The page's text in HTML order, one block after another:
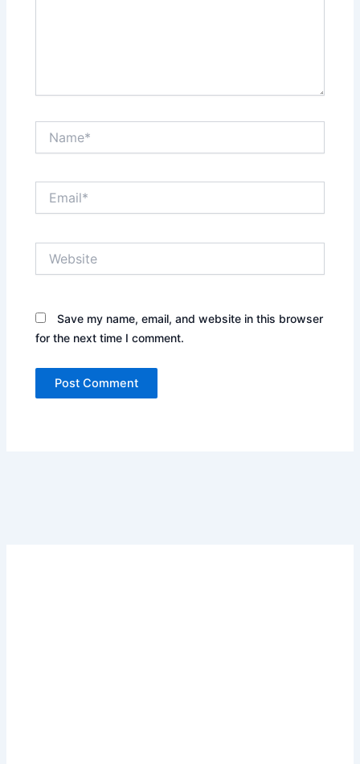
Save my name, email, and website in this browser
for the next time I comment.